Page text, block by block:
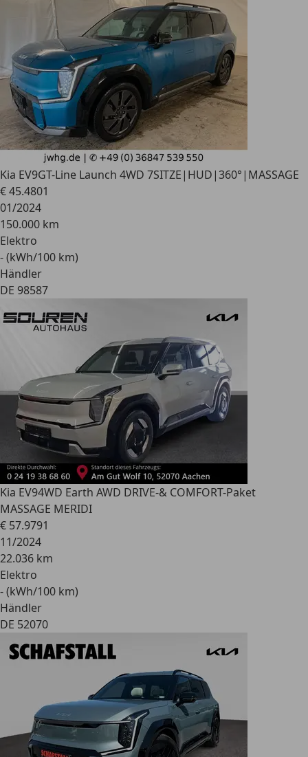
Kia EV9GT-Line Launch 4WD 7SITZE|HUD|360°|MASSAGE
€ 45.4801
01/2024
150.000 km
Elektro
- (kWh/100 km)
Händler
DE 98587
Kia EV94WD Earth AWD DRIVE-& COMFORT-Paket
MASSAGE MERIDI
€ 57.9791
11/2024
22.036 km
Elektro
- (kWh/100 km)
Händler
DE 52070